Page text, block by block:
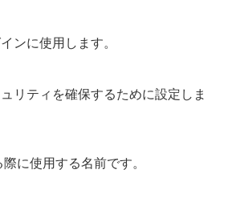
ンに使用します。
リティを確保するために設定しま
に使用する名前です。